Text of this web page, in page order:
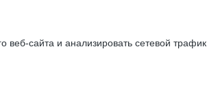
сайта и анализировать сетевой трафик.